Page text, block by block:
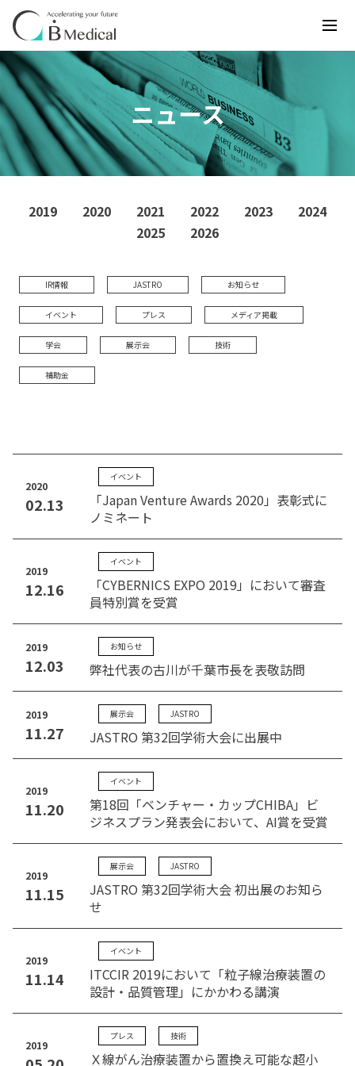
ニュース
2019 2020 2021 2022 2023
2024
2025
2026
IR情報 JASTRO お知らせ
イベント プレス メディア掲載
学会 展示会 技術
補助金
イベント
2020
02.13
「Japan Venture Awards 2020」表彰式に
ノミネート
イベント
2019
12.16
「CYBERNICS EXPO 2019」において審査
員特別賞を受賞
お知らせ
2019
12.03 弊社代表の古川が千葉市長を表敬訪問
展示会 JASTRO
2019
11.27 JASTRO 第32回学術大会に出展中
イベント
2019
11.20
第18回「ベンチャー・カップCHIBA」ビ
ジネスプラン発表会において、AI賞を受賞
展示会 JASTRO
2019
11.15
JASTRO 第32回学術大会 初出展のお知ら
せ
イベント
2019
11.14
ITCCIR 2019において「粒子線治療装置の
設計・品質管理」にかかわる講演
プレス 技術
2019
Ｘ線がん治療装置から置換え可能な超小